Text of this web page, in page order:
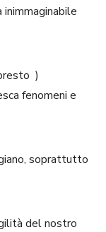
inimmaginabile
)
fenomeni e
soprattutto
del nostro